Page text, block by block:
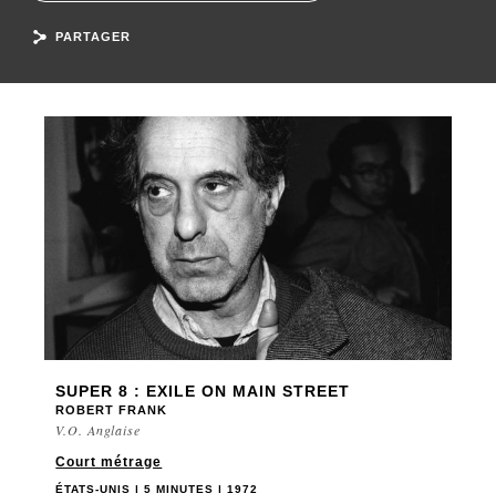
PARTAGER
SUPER 8 : EXILE ON MAIN STREET
ROBERT FRANK
V.O. Anglaise
Court métrage
ÉTATS-UNIS | 5 MINUTES | 1972